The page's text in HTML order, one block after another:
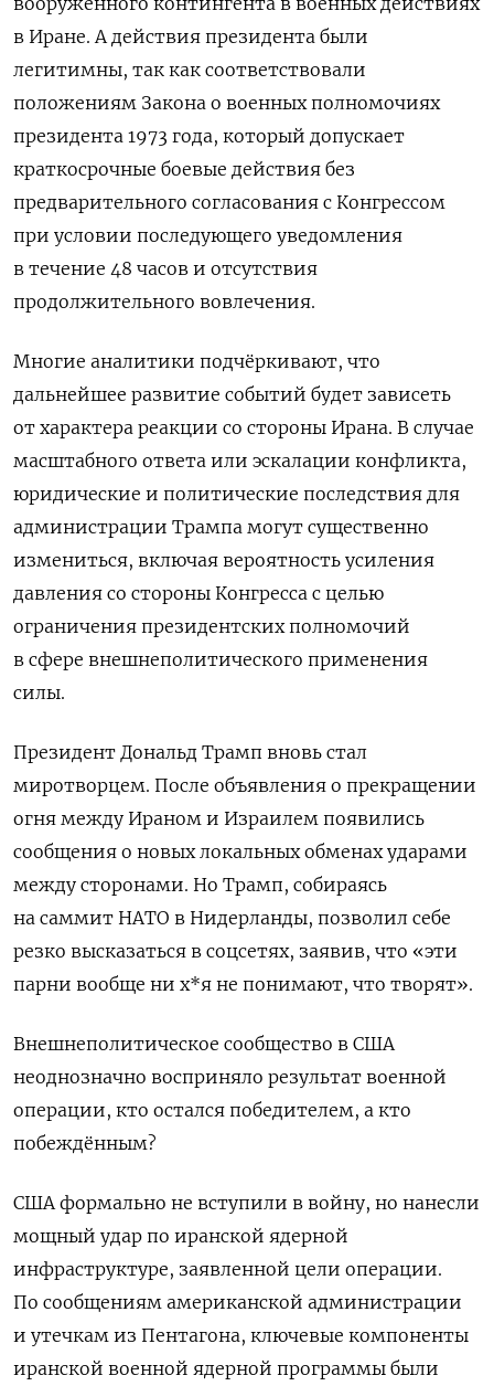
в Иране. А действия президента были
легитимны, так как соответствовали
положениям Закона о военных полномочиях
президента 1973 года, который допускает
краткосрочные боевые действия без
предварительного согласования с Конгрессом
при условии последующего уведомления
в течение 48 часов и отсутствия
продолжительного вовлечения.
Многие аналитики подчёркивают, что
дальнейшее развитие событий будет зависеть
от характера реакции со стороны Ирана. В случае
масштабного ответа или эскалации конфликта,
юридические и политические последствия для
администрации Трампа могут существенно
измениться, включая вероятность усиления
давления со стороны Конгресса с целью
ограничения президентских полномочий
в сфере внешнеполитического применения
силы.
Президент Дональд Трамп вновь стал
миротворцем. После объявления о прекращении
огня между Ираном и Израилем появились
сообщения о новых локальных обменах ударами
между сторонами. Но Трамп, собираясь
на саммит НАТО в Нидерланды, позволил себе
резко высказаться в соцсетях, заявив, что «эти
парни вообще ни х*я не понимают, что творят».
Внешнеполитическое сообщество в США
неоднозначно восприняло результат военной
операции, кто остался победителем, а кто
побеждённым?
США формально не вступили в войну, но нанесли
мощный удар по иранской ядерной
инфраструктуре, заявленной цели операции.
По сообщениям американской администрации
и утечкам из Пентагона, ключевые компоненты
иранской военной ядерной программы были